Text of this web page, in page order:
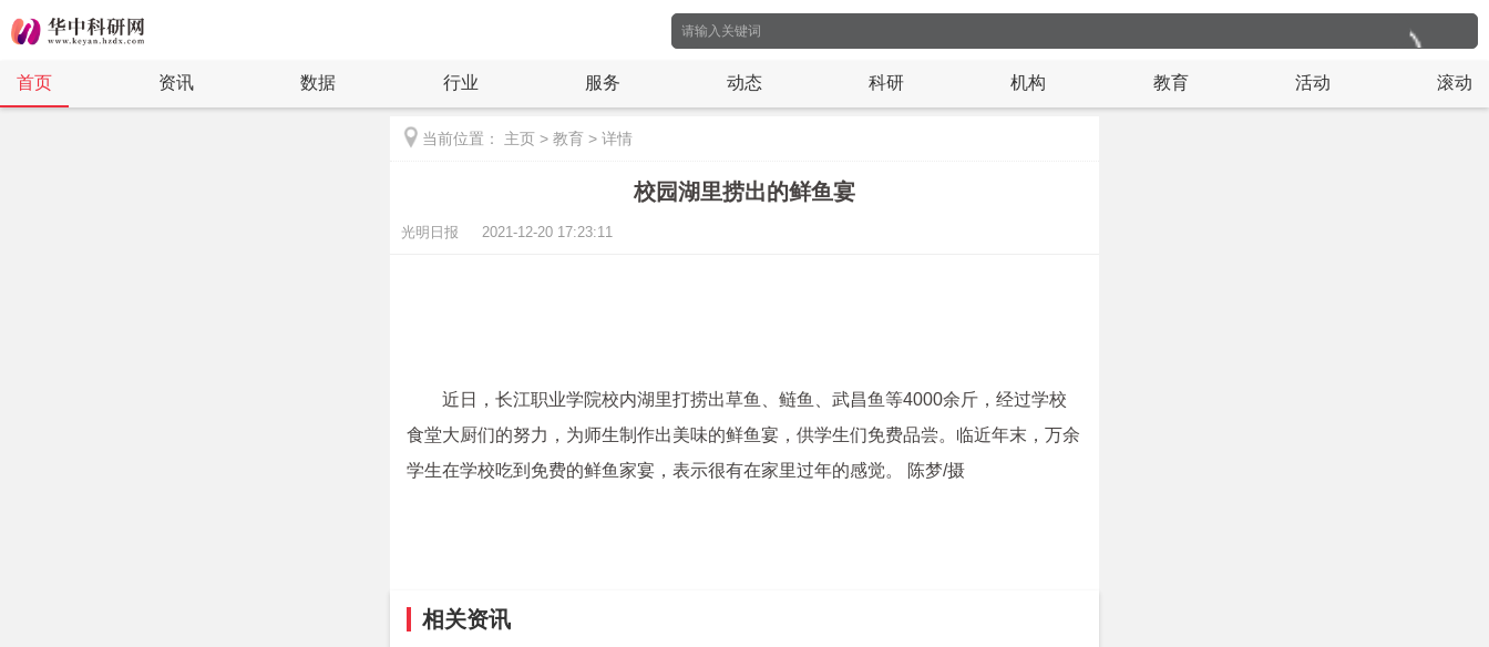
首页 资讯 数据 行业 服务 动态 科研 机构 教育 活动 滚动
当前位置： 主页 > 教育 > 详情
校园湖里捞出的鲜鱼宴
光明日报 2021-12-20 17:23:11
近日，长江职业学院校内湖里打捞出草鱼、鲢鱼、武昌鱼等4000余斤，经过学校
食堂大厨们的努力，为师生制作出美味的鲜鱼宴，供学生们免费品尝。临近年末，万余
学生在学校吃到免费的鲜鱼家宴，表示很有在家里过年的感觉。 陈梦/摄
相关资讯